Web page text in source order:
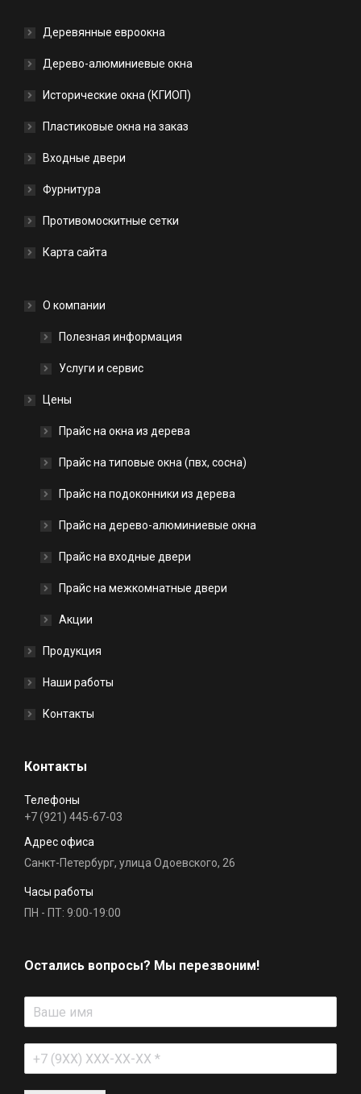
Деревянные евроокна
Дерево-алюминиевые окна
Исторические окна (КГИОП)
Пластиковые окна на заказ
Входные двери
Фурнитура
Противомоскитные сетки
Карта сайта
О компании
Полезная информация
Услуги и сервис
Цены
Прайс на окна из дерева
Прайс на типовые окна (пвх, сосна)
Прайс на подоконники из дерева
Прайс на дерево-алюминиевые окна
Прайс на входные двери
Прайс на межкомнатные двери
Акции
Продукция
Наши работы
Контакты
Контакты
Телефоны
+7 (921) 445-67-03
Адрес офиса
Санкт-Петербург, улица Одоевского, 26
Часы работы
ПН - ПТ: 9:00-19:00
Остались вопросы? Мы перезвоним!